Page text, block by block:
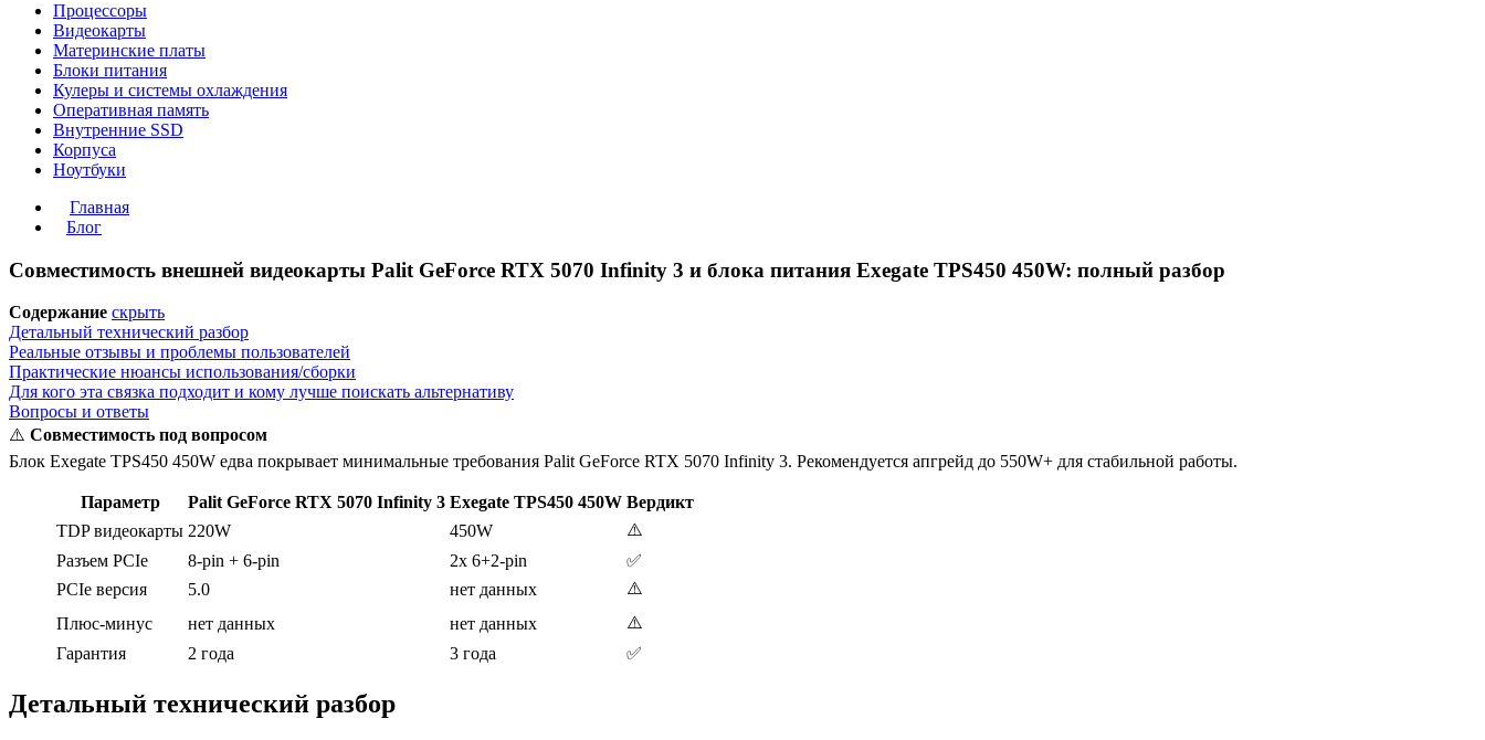
Процессоры
Видеокарты
Материнские платы
Блоки питания
Кулеры и системы охлаждения
Оперативная память
Внутренние SSD
Корпуса
Ноутбуки
Главная
Блог
Совместимость внешней видеокарты Palit GeForce RTX 5070 Infinity 3 и блока питания Exegate TPS450 450W: полный разбор
Содержание скрыть
Детальный технический разбор
Реальные отзывы и проблемы пользователей
Практические нюансы использования/сборки
Для кого эта связка подходит и кому лучше поискать альтернативу
Вопросы и ответы
⚠️ Совместимость под вопросом
Блок Exegate TPS450 450W едва покрывает минимальные требования Palit GeForce RTX 5070 Infinity 3. Рекомендуется апгрейд до 550W+ для стабильной работы.
Параметр Palit GeForce RTX 5070 Infinity 3 Exegate TPS450 450W Вердикт
TDP видеокарты 220W 450W
⚠️
Разъем PCIe
8-pin + 6-pin 2x 6+2-pin
✅
PCIe версия
5.0 нет данных
⚠️
Плюс-минус
нет данных нет данных
⚠️
Гарантия
2 года 3 года ✅
Детальный технический разбор